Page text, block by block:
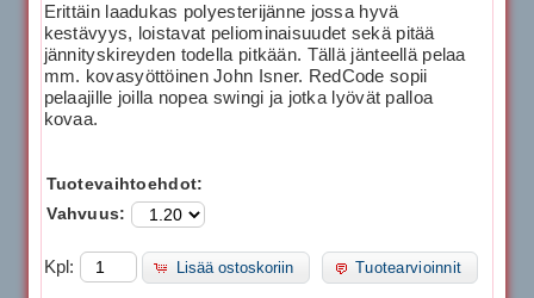
Erittäin laadukas polyesterijänne jossa hyvä
kestävyys, loistavat peliominaisuudet sekä pitää
jännityskireyden todella pitkään. Tällä jänteellä pelaa
mm. kovasyöttöinen John Isner. RedCode sopii
pelaajille joilla nopea swingi ja jotka lyövät palloa
kovaa.
Tuotevaihtoehdot:
Vahvuus:
Kpl: Lisää ostoskoriin Tuotearvioinnit